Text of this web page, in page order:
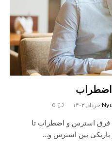
0
فرق استرس و اضطراب تا
بین استرس و…